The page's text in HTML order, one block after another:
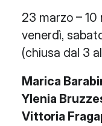
23 marzo – 10
venerdì,
(chiusa dal 3
Marica
Ylenia
Vittoria